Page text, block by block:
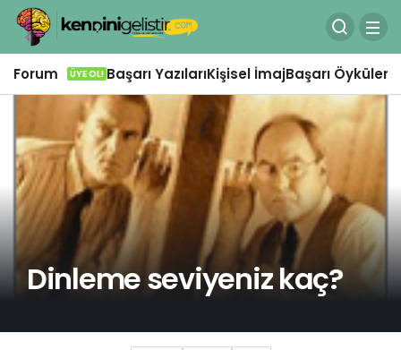
Forum ÜYE OL! Başarı YazılarıKişisel İmajBaşarı Öyküleri
Dinleme seviyeniz kaç?